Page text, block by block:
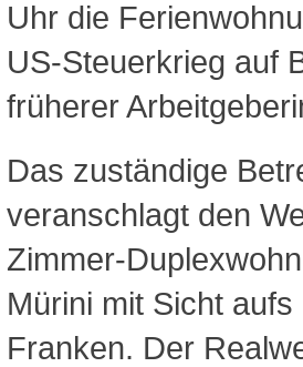
Uhr die
US-Steuerkrieg auf
früherer
Das zuständige
veranschlagt den
Zimmer-
Mürini mit Sicht
Franken. Der